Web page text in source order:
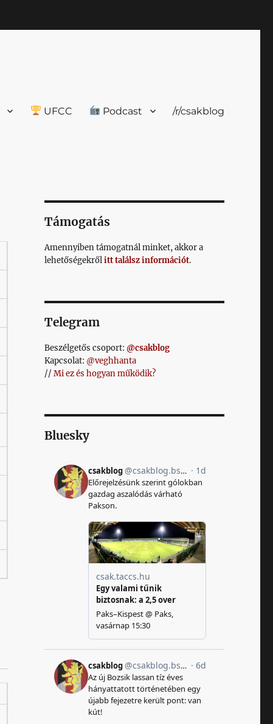
UFCC Podcast /r/csakblog
Támogatás
Amennyiben támogatnál minket, akkor a
lehetőségekrőlitt találsz információt.
Telegram
Beszélgetős csoport: @csakblog
Kapcsolat: @veghhanta
// Mi ez és hogyan működik?
Bluesky